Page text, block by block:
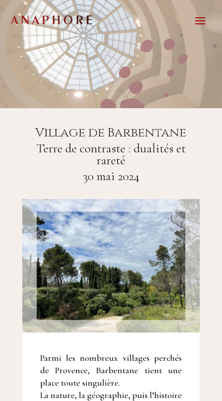
Village de Barbentane
Terre de contraste : dualités et
rareté
30 mai 2024
Parmi les nombreux villages perchés
de Provence, Barbentane tient une
place toute singulière.
La nature, la géographie, puis l’histoire